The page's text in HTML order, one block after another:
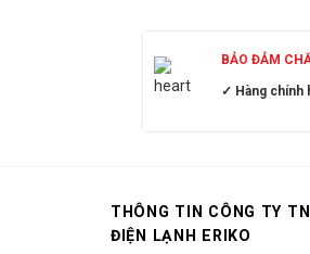
BẢO ĐẢM
✓ Hàng chính
THÔNG TIN CÔNG TY
ĐIỆN LẠNH ERIKO